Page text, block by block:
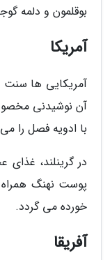
بوقلمون و دلمه
آمریکا
آمریکایی ها سنت
آن نوشیدنی
با ادویه فصل را
در گرینلند،
پوست نهنگ
خورده می گردد.
آفریقا